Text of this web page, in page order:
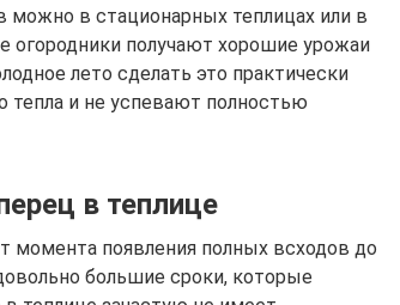
можно в стационарных теплицах или в
получают хорошие урожаи
лето сделать это практически
тепла и не успевают полностью
в теплице
момента появления полных всходов до
большие сроки, которые